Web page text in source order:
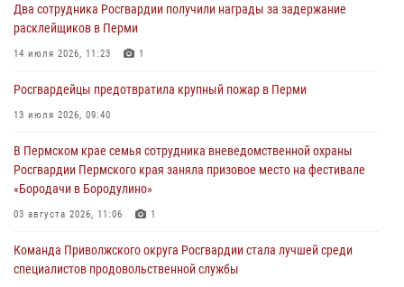
28 июля 2026, 10:44 1
Росгвардейцы оказали силовую поддержку при задержании
28 июля 2026, 06:15
ведомственной акции «Каникулы с Росгвардией»
24 июля 2026, 08:45
Юные защитники порядка: росгвардейцы провели день в клубе
24 июля 2026, 08:43
Два сотрудника Росгвардии получили награды за задержание
расклейщиков в Перми
14 июля 2026, 11:23 1
Росгвардейцы предотвратила крупный пожар в Перми
13 июля 2026, 09:40
В Пермском крае семья сотрудника вневедомственной охраны
Росгвардии Пермского края заняла призовое место на фестивале
«Бородачи в Бородулино»
03 августа 2026, 11:06 1
Команда Приволжского округа Росгвардии стала лучшей среди
специалистов продовольственной службы